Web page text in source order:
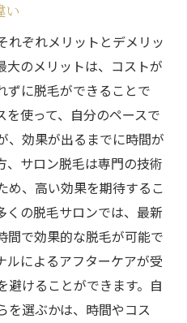
い
れぞれメリットとデメリッ
大のメリットは、コストが
ずに脱毛ができることで
使って、自分のペースで
、効果が出るまでに時間が
、サロン脱毛は専門の技術
め、高い効果を期待するこ
くの脱毛サロンでは、最新
間で効果的な脱毛が可能で
ルによるアフターケアが受
避けることができます。自
を選ぶかは、時間やコス